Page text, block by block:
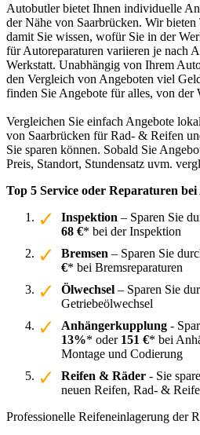
Autobutler bietet Ihnen individuelle
der Nähe von Saarbrücken. Wir bieten
damit Sie wissen, wofür Sie in der
für Autoreparaturen variieren je nach
Werkstatt. Unabhängig von Ihrem
den Vergleich von Angeboten viel
finden Sie Angebote für alles, von der
Vergleichen Sie einfach Angebote
von Saarbrücken für Rad- & Reifen
Sie sparen können. Sobald Sie
Preis, Standort, Stundensatz uvm.
Top 5 Service oder Reparaturen
Inspektion – Sparen Sie
68 €* bei der Inspektion
Bremsen – Sparen Sie
€* bei Bremsreparaturen
Ölwechsel – Sparen Sie
Getriebeölwechsel
Anhängerkupplung -
13%* oder 151 €* bei
Montage und Codierung
Reifen & Räder - Sie
neuen Reifen, Rad- &
Professionelle Reifeneinlagerung der